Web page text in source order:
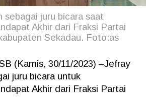
sebagai juru bicara saat
Akhir dari Fraksi Partai
Sekadau. Foto:as
(Kamis, 30/11/2023) –Jefray
juru bicara untuk
Akhir dari Fraksi Partai